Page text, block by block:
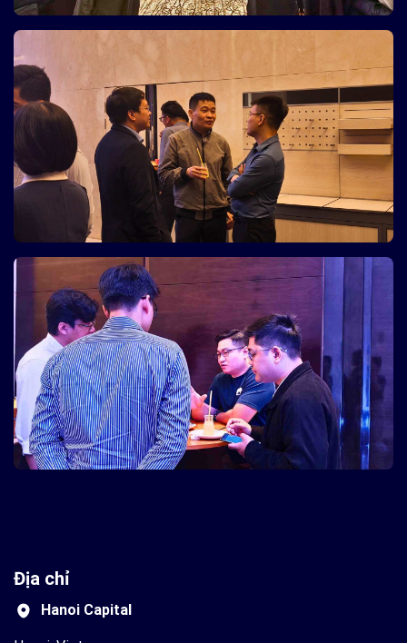
Địa chỉ
Hanoi Capital